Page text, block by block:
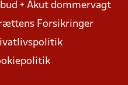
+ Akut dommervagt
Forsikringer